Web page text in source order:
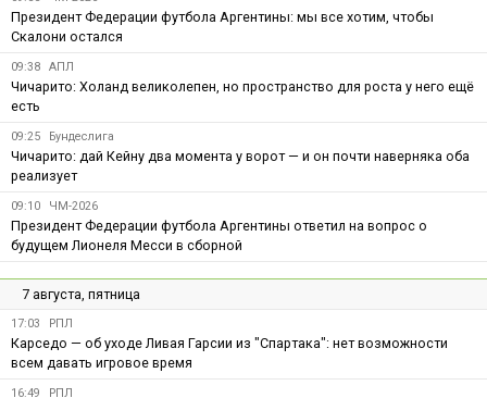
Президент Федерации футбола Аргентины: мы все хотим, чтобы
Скалони остался
09:38 АПЛ
Чичарито: Холанд великолепен, но пространство для роста у него ещё
есть
09:25 Бундеслига
Чичарито: дай Кейну два момента у ворот — и он почти наверняка оба
реализует
09:10 ЧМ-2026
Президент Федерации футбола Аргентины ответил на вопрос о
будущем Лионеля Месси в сборной
7 августа, пятница
17:03 РПЛ
Карседо — об уходе Ливая Гарсии из "Спартака": нет возможности
всем давать игровое время
16:49 РПЛ